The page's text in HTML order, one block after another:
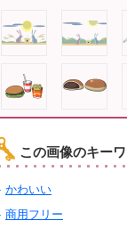
この画像のキー
かわいい
商用フリー